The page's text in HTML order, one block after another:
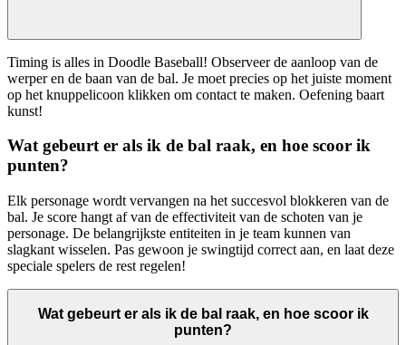
Timing is alles in Doodle Baseball! Observeer de aanloop van de
werper en de baan van de bal. Je moet precies op het juiste moment
op het knuppelicoon klikken om contact te maken. Oefening baart
kunst!
Wat gebeurt er als ik de bal raak, en hoe scoor ik
punten?
Elk personage wordt vervangen na het succesvol blokkeren van de
bal. Je score hangt af van de effectiviteit van de schoten van je
personage. De belangrijkste entiteiten in je team kunnen van
slagkant wisselen. Pas gewoon je swingtijd correct aan, en laat deze
speciale spelers de rest regelen!
Wat gebeurt er als ik de bal raak, en hoe scoor ik
punten?